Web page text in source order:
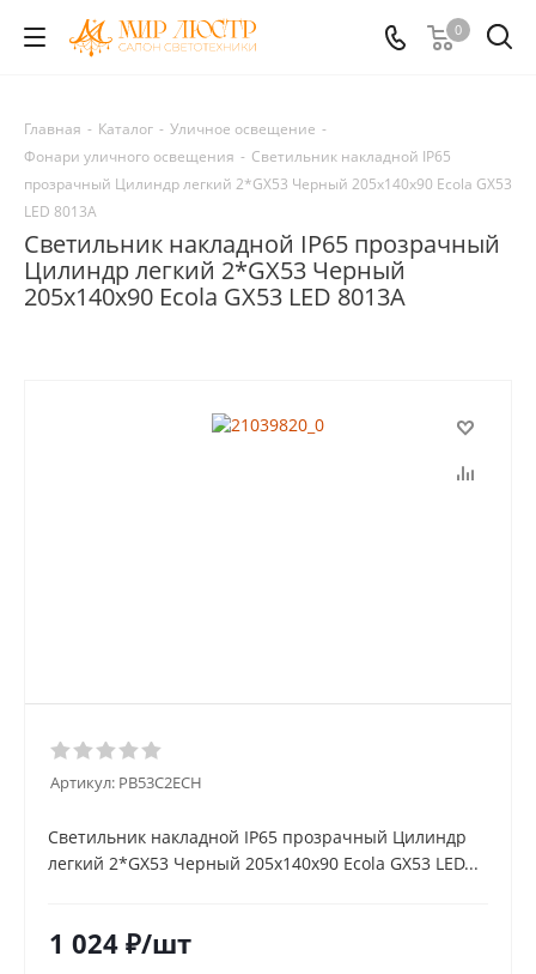
0
Главная - Каталог - Уличное освещение -
Фонари уличного освещения - Светильник накладной IP65
прозрачный Цилиндр легкий 2*GX53 Черный 205x140x90 Ecola GX53
LED 8013A
Светильник накладной IP65 прозрачный
Цилиндр легкий 2*GX53 Черный
205x140x90 Ecola GX53 LED 8013A
Артикул: PB53C2ECH
Светильник накладной IP65 прозрачный Цилиндр
легкий 2*GX53 Черный 205x140x90 Ecola GX53 LED...
1 024 ₽/шт